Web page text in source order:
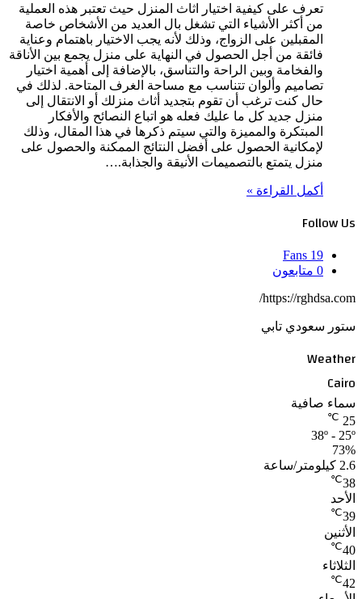
تعرف على كيفية اختيار اثاث المنزل حيث تعتبر هذه العملية
من أكثر الأشياء التي تشغل بال العديد من الأشخاص خاصة
المقبلين على الزواج، وذلك لأنه يجب الاختيار باهتمام وعناية
فائقة من أجل الحصول في النهاية على منزل يجمع بين الأناقة
والفخامة وبين الراحة والتناسق، بالإضافة إلى أهمية اختيار
تصاميم وألوان تتناسب مع مساحة الغرف المتاحة. لذلك في
حال كنت ترغب أن تقوم بتجديد أثاث منزلك أو الانتقال إلى
منزل جديد كل ما عليك فعله هو اتباع النصائح والأفكار
المبتكرة والمميزة والتي سيتم ذكرها في هذا المقال، وذلك
لإمكانية الحصول على أفضل النتائج الممكنة والحصول على
منزل يتمتع بالتصميمات الأنيقة والجذابة.…
أكمل القراءة »
Follow Us
19
Fans
0 متابعون
https://rghdsa.com/
ستور سعودي تابي
Weather
Cairo
سماء صافية
25
℃
38º - 25º
73%
2.6 كيلومتر/ساعة
38
℃
الأحد
39
℃
الأثنين
40
℃
الثلاثاء
42
℃